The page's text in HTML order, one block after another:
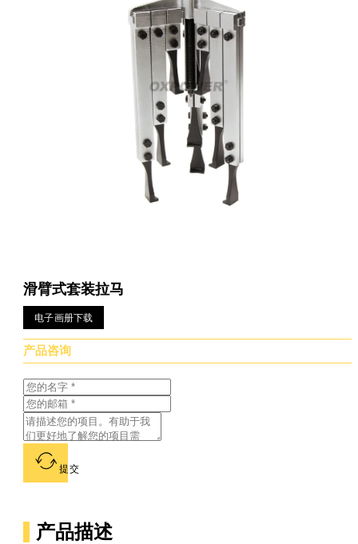
滑臂式套装拉马
电子画册下载
产品咨询
提交
产品描述